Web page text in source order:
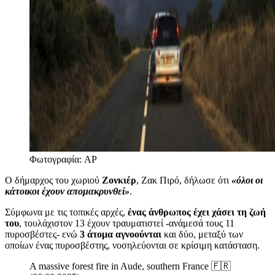
Φωτογραφία: AP
Ο δήμαρχος του χωριού Ζονκιέρ, Ζακ Πιρό, δήλωσε ότι «όλοι οι
κάτοικοι έχουν απομακρυνθεί».
Σύμφωνα με τις τοπικές αρχές, ένας άνθρωπος έχει χάσει τη ζωή
του, τουλάχιστον 13 έχουν τραυματιστεί -ανάμεσά τους 11
πυροσβέστες- ενώ 3 άτομα αγνοούνται και δύο, μεταξύ των
οποίων ένας πυροσβέστης, νοσηλεύονται σε κρίσιμη κατάσταση.
A massive forest fire in Aude, southern France 🇫🇷